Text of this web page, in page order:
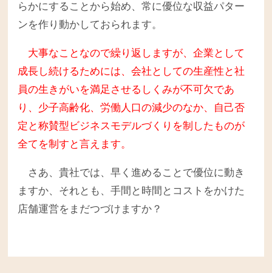
らかにすることから始め、常に優位な収益パター
ンを作り動かしておられます。
大事なことなので繰り返しますが、企業として
成長し続けるためには、会社としての生産性と社
員の生きがいを満足させるしくみが不可欠であ
り、少子高齢化、労働人口の減少のなか、自己否
定と称賛型ビジネスモデルづくりを制したものが
全てを制すと言えます。
さあ、貴社では、早く進めることで優位に動き
ますか、それとも、手間と時間とコストをかけた
店舗運営をまだつづけますか？